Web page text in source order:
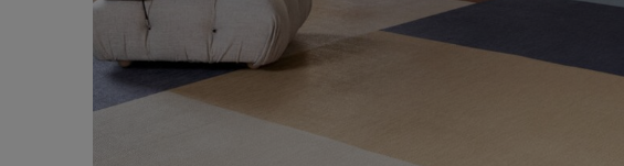
Sobre nosotros
Pattern Tile Tool
Image & Material Bank